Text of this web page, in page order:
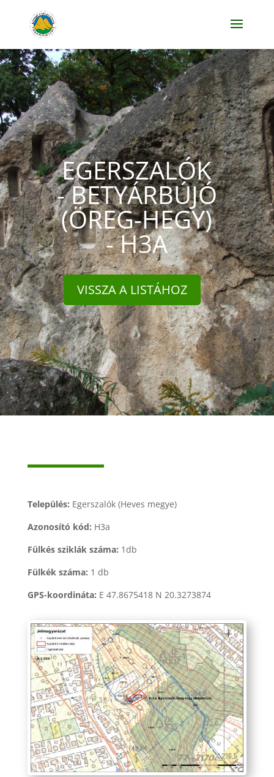
EGERSZALÓK
- BETYÁRBÚJÓ
(ÖREG-HEGY)
- H3A
VISSZA A LISTÁHOZ
Település: Egerszalók (Heves megye)
Azonosító kód: H3a
Fülkés sziklák száma: 1db
Fülkék száma: 1 db
GPS-koordináta: E 47.8675418 N 20.3273874